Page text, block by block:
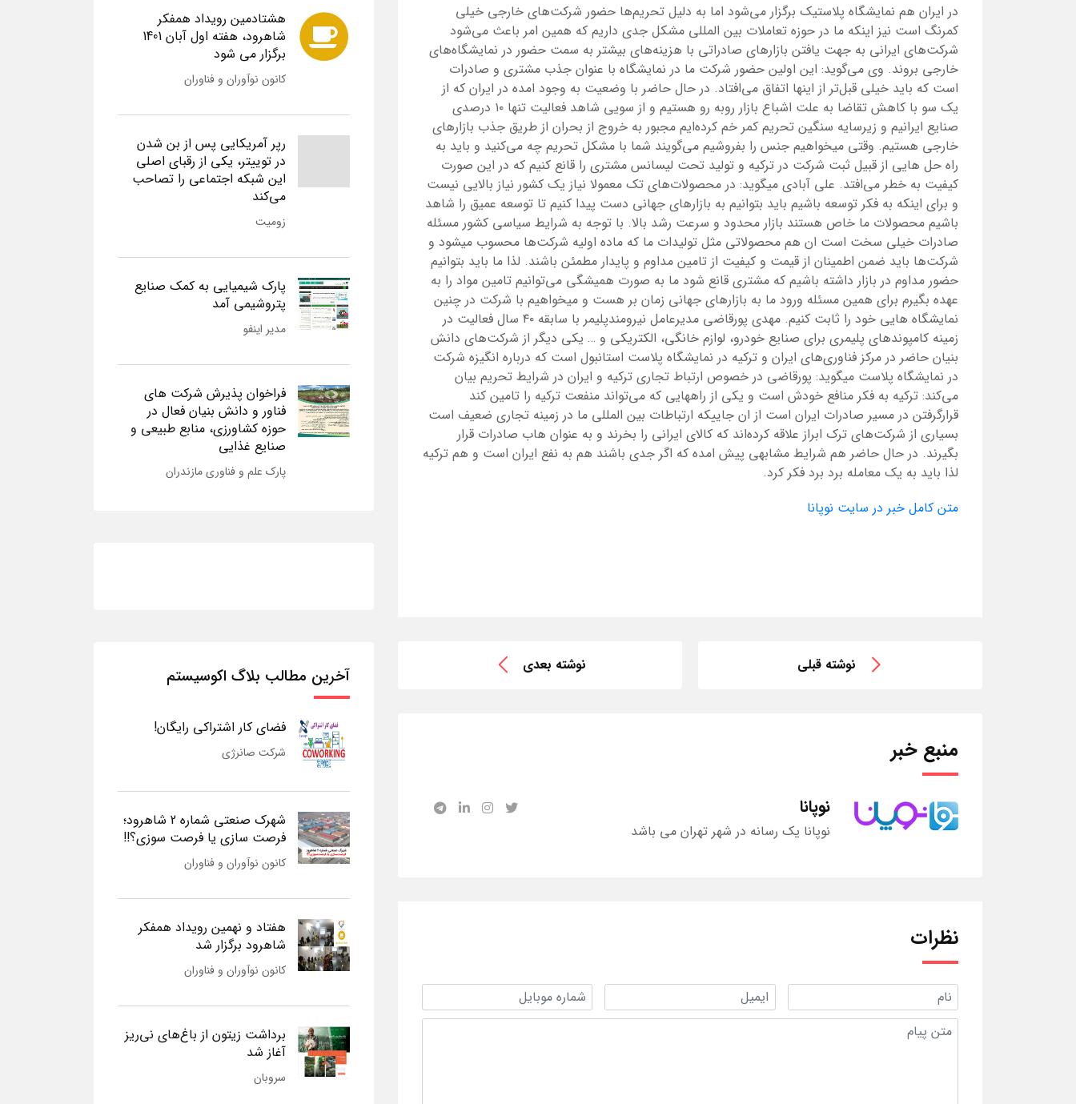
در ایران هم نمایشگاه پلاستیک برگزار می‌شود اما به دلیل تحریم‌ها حضور شرکت‌های خارجی خیلی
کمرنگ است نیز اینکه ما در حوزه تعاملات بین المللی مشکل جدی داریم که همین امر باعث می‌شود
شرکت‌های ایرانی به جهت یافتن بازارهای صادراتی با هزینه‌های بیشتر به سمت حضور در نمایشگاه‌های
خارجی بروند. وی می‌گوید: این اولین حضور شرکت ما در نمایشگاه با عنوان جذب مشتری و صادرات
است که باید خیلی قبل‌تر از اینها اتفاق می‌افتاد. در حال حاضر با وضعیت به وجود امده در ایران که از
یک سو با کاهش تقاضا به علت اشباع بازار روبه رو هستیم و از سویی شاهد فعالیت تنها ۱۰ درصدی
صنایع ایرانیم و زیرسایه سنگین تحریم کمر خم کرده‌ایم مجبور به خروج از بحران از طریق جذب بازارهای
خارجی هستیم. وقتی میخواهیم جنس را بفروشیم می‌گویند شما با مشکل تحریم چه می‌کنید و باید به
راه حل هایی از قبیل ثبت شرکت در ترکیه و تولید تحت لیسانس مشتری را قانع کنیم که در این صورت
کیفیت به خطر می‌افتد. علی آبادی میگوید: در محصولات‌های تک معمولا نیاز یک کشور نیاز بالایی نیست
و برای اینکه به فکر توسعه باشیم باید بتوانیم به بازارهای جهانی دست پیدا کنیم تا توسعه عمیق را شاهد
باشیم محصولات ما خاص هستند بازار محدود و سرعت رشد بالا. با توجه به شرایط سیاسی کشور مسئله
صادرات خیلی سخت است ان هم محصولاتی مثل تولیدات ما که ماده اولیه شرکت‌ها محسوب میشود و
شرکت‌ها باید ضمن اطمینان از قیمت و کیفیت از تامین مداوم و پایدار مطمئن باشند. لذا ما باید بتوانیم
حضور مداوم در بازار داشته باشیم که مشتری قانع شود ما به صورت همیشگی می‌توانیم تامین مواد را به
عهده بگیرم برای همین مسئله ورود ما به بازارهای جهانی زمان بر هست و میخواهیم با شرکت در چنین
نمایشگاه هایی خود را ثابت کنیم. مهدی پورقاضی مدیرعامل نیرومندپلیمر با سابقه ۴۰ سال فعالیت در
زمینه کامپوندهای پلیمری برای صنایع خودرو، لوازم خانگی، الکتریکی و … یکی دیگر از شرکت‌های دانش
بنیان حاضر در مرکز فناوری‌های ایران و ترکیه در نمایشگاه پلاست استانبول است که درباره انگیزه شرکت
در نمایشگاه پلاست میگوید: پورقاضی در خصوص ارتباط تجاری ترکیه و ایران در شرایط تحریم بیان
می‌کند: ترکیه به فکر منافع خودش است و یکی از راههایی که می‌تواند منفعت ترکیه را تامین کند
قرارگرفتن در مسیر صادرات ایران است از ان جاییکه ارتباطات بین المللی ما در زمینه تجاری ضعیف است
بسیاری از شرکت‌های ترک ابراز علاقه کرده‌اند که کالای ایرانی را بخرند و به عنوان هاب صادرات قرار
بگیرند. در حال حاضر هم شرایط مشابهی پیش امده که اگر جدی باشند هم به نفع ایران است و هم ترکیه
لذا باید به یک معامله برد برد فکر کرد.
متن کامل خبر در سایت نوپانا
نوشته قبلی نوشته بعدی
منبع خبر
نوپانا
نوپانا یک رسانه در شهر تهران می باشد
نظرات
هشتادمین رویداد همفکر
شاهرود، هفته اول آبان 1401
برگزار می شود
کانون نوآوران و فناوران
رپر آمریکایی پس از بن شدن
در توییتر، یکی از رقبای اصلی
این شبکه اجتماعی را تصاحب
می‌کند
زومیت
پارک شیمیایی به کمک صنایع
پتروشیمی آمد
مدیر اینفو
فراخوان پذیرش شرکت های
فناور و دانش بنیان فعال در
حوزه کشاورزی، منابع طبیعی و
صنایع غذایی
پارک علم و فناوری مازندران
آخرین مطالب بلاگ اکوسیستم
فضای کار اشتراکی رایگان!
شرکت صانرژی
شهرک صنعتی شماره 2 شاهرود؛
فرصت سازی یا فرصت سوزی؟!!
کانون نوآوران و فناوران
هفتاد و نهمین رویداد همفکر
شاهرود برگزار شد
کانون نوآوران و فناوران
برداشت زیتون از باغ‌های نی‌ریز
آغاز شد
سروبان